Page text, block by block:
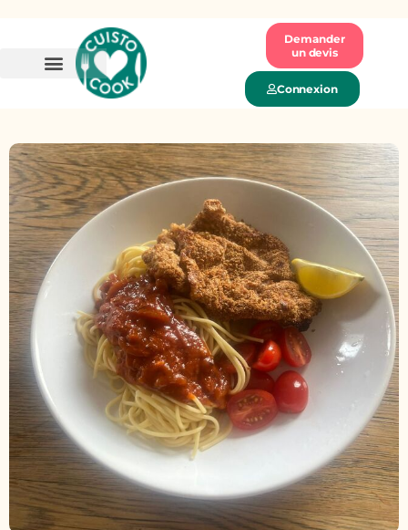
Demander
un devis
Connexion